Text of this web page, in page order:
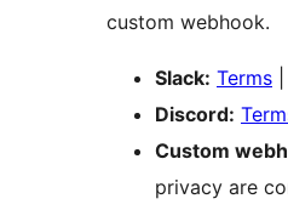
custom webhook.
Slack: Terms
Discord:
Custom
privacy are